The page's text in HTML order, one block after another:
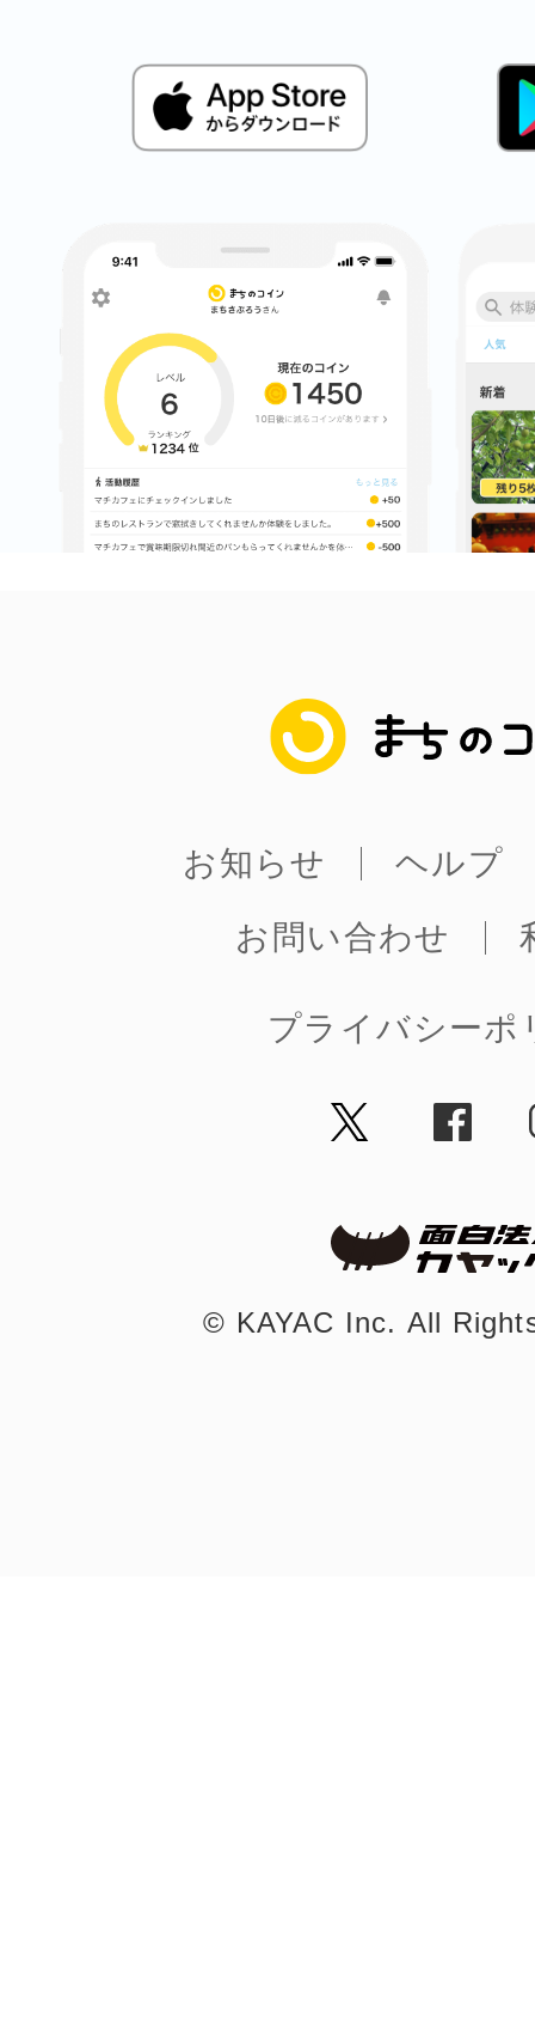
まちのコイン
お知らせ
ヘルプ
お問い合わせ
プライバシーポ
©︎ KAYAC Inc. All